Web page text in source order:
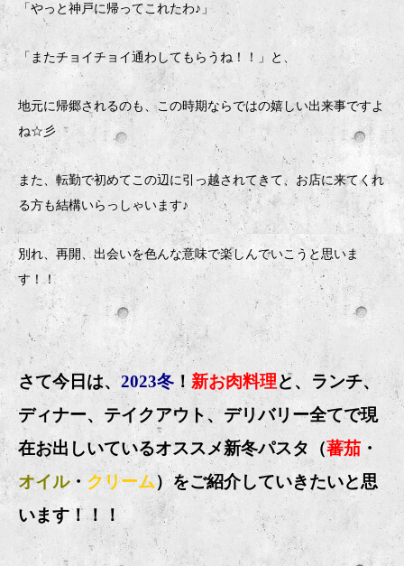
「やっと神戸に帰ってこれたわ♪」
「またチョイチョイ通わしてもらうね！！」と、
地元に帰郷されるのも、この時期ならではの嬉しい出来事ですよ
ね☆彡
また、転勤で初めてこの辺に引っ越されてきて、お店に来てくれ
る方も結構いらっしゃいます♪
別れ、再開、出会いを色んな意味で楽しんでいこうと思いま
す！！
さて今日は、2023冬 ！新お肉料理と、ランチ、
ディナー、テイクアウト、デリバリー全てで現
在お出しいているオススメ新冬パスタ（蕃茄 ・
オイル・ クリーム）をご紹介していきたいと思
います！！！